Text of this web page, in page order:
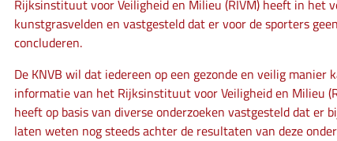
Rijksinstituut voor Veiligheid en Milieu (RIVM) heeft in het
kunstgrasvelden en vastgesteld dat er voor de sporters
concluderen.
De KNVB wil dat iedereen op een gezonde en veilig
informatie van het Rijksinstituut voor Veiligheid en Milieu
heeft op basis van diverse onderzoeken vastgesteld dat er
laten weten nog steeds achter de resultaten van deze